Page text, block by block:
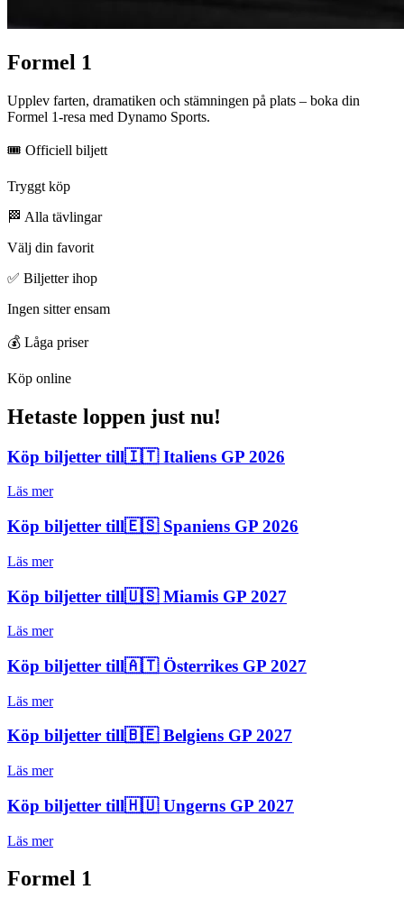
Formel 1
Upplev farten, dramatiken och stämningen på plats – boka din
Formel 1-resa med Dynamo Sports.
🎟 Officiell biljett
Tryggt köp
🏁 Alla tävlingar
Välj din favorit
✅ Biljetter ihop
Ingen sitter ensam
💰 Låga priser
Köp online
Hetaste loppen just nu!
Köp biljetter till🇮🇹 Italiens GP 2026
Läs mer
Köp biljetter till🇪🇸 Spaniens GP 2026
Läs mer
Köp biljetter till🇺🇸 Miamis GP 2027
Läs mer
Köp biljetter till🇦🇹 Österrikes GP 2027
Läs mer
Köp biljetter till🇧🇪 Belgiens GP 2027
Läs mer
Köp biljetter till🇭🇺 Ungerns GP 2027
Läs mer
Formel 1